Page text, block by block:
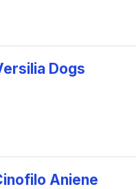
Dogs
Aniene